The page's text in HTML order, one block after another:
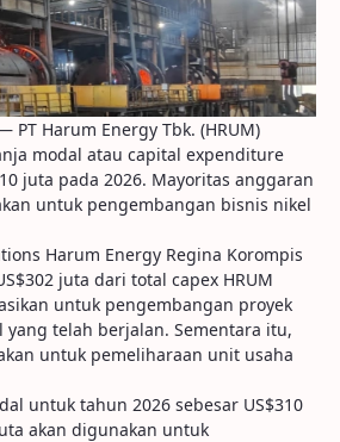
PT Harum Energy Tbk. (HRUM)
modal atau capital expenditure
juta pada 2026. Mayoritas anggaran
untuk pengembangan bisnis nikel
Harum Energy Regina Korompis
juta dari total capex HRUM
untuk pengembangan proyek
yang telah berjalan. Sementara itu,
untuk pemeliharaan unit usaha
untuk tahun 2026 sebesar US$310
akan digunakan untuk